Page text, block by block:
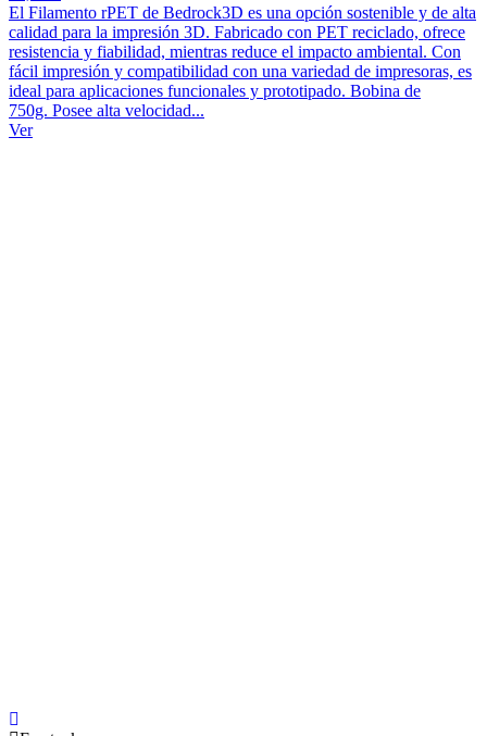
El Filamento rPET de Bedrock3D es una opción sostenible y de alta
calidad para la impresión 3D. Fabricado con PET reciclado, ofrece
resistencia y fiabilidad, mientras reduce el impacto ambiental. Con
fácil impresión y compatibilidad con una variedad de impresoras, es
ideal para aplicaciones funcionales y prototipado. Bobina de
750g. Posee alta velocidad...
Ver